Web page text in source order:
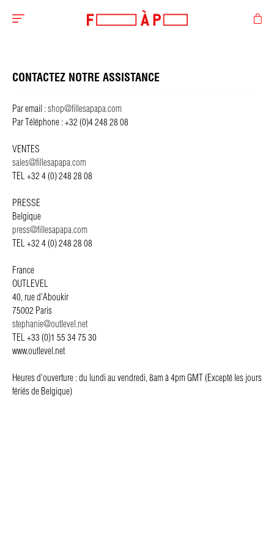
CONTACTEZ NOTRE ASSISTANCE
Par email :shop@fillesapapa.com
Par Téléphone : +32 (0)4 248 28 08
VENTES
sales@fillesapapa.com
TEL +32 4 (0) 248 28 08
PRESSE
Belgique
press@fillesapapa.com
TEL +32 4 (0) 248 28 08
France
OUTLEVEL
40, rue d'Aboukir
75002 Paris
stephanie@outlevel.net
TEL +33 (0)1 55 34 75 30
www.outlevel.net
Heures d'ouverture : du lundi au vendredi, 8am à 4pm GMT (Excepté les jours
fériés de Belgique)